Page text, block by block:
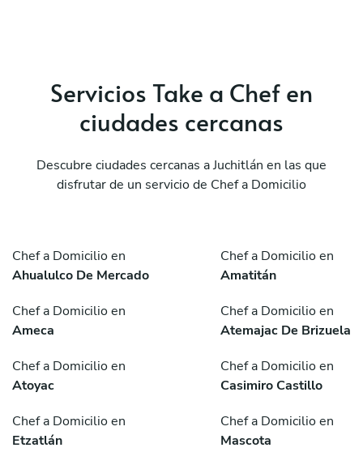
Servicios Take a Chef en
ciudades cercanas
Descubre ciudades cercanas a Juchitlán en las que
disfrutar de un servicio de Chef a Domicilio
Chef a Domicilio en
Ahualulco De Mercado
Chef a Domicilio en
Amatitán
Chef a Domicilio en
Ameca
Chef a Domicilio en
Atemajac De Brizuela
Chef a Domicilio en
Atoyac
Chef a Domicilio en
Casimiro Castillo
Chef a Domicilio en
Etzatlán
Chef a Domicilio en
Mascota